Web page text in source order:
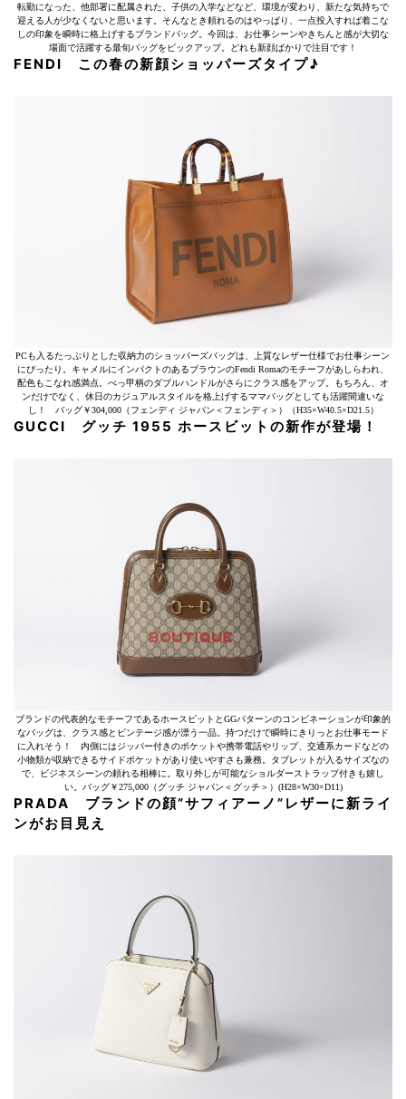
転勤になった、他部署に配属された、子供の入学などなど、環境が変わり、新たな気持ちで
迎える人が少なくないと思います。そんなとき頼れるのはやっぱり、一点投入すれば着こな
しの印象を瞬時に格上げするブランドバッグ。今回は、お仕事シーンやきちんと感が大切な
場面で活躍する最旬バッグをピックアップ。どれも新顔ばかりで注目です！
FENDI この春の新顔ショッパーズタイプ♪
PCも入るたっぷりとした収納力のショッパーズバッグは、上質なレザー仕様でお仕事シーン
にぴったり。キャメルにインパクトのあるブラウンのFendi Romaのモチーフがあしらわれ、
配色もこなれ感満点。べっ甲柄のダブルハンドルがさらにクラス感をアップ。もちろん、オ
ンだけでなく、休日のカジュアルスタイルを格上げするママバッグとしても活躍間違いな
し！ バッグ￥304,000（フェンディ ジャパン＜フェンディ＞）（H35×W40.5×D21.5）
GUCCI グッチ 1955 ホースビットの新作が登場！
ブランドの代表的なモチーフであるホースビットとGGパターンのコンビネーションが印象的
なバッグは、クラス感とビンテージ感が漂う一品。持つだけで瞬時にきりっとお仕事モード
に入れそう！ 内側にはジッパー付きのポケットや携帯電話やリップ、交通系カードなどの
小物類が収納できるサイドポケットがあり使いやすさも兼務。タブレットが入るサイズなの
で、ビジネスシーンの頼れる相棒に。取り外しが可能なショルダーストラップ付きも嬉し
い。バッグ￥275,000（グッチ ジャパン＜グッチ＞）(H28×W30×D11)
PRADA ブランドの顔”サフィアーノ”レザーに新ライ
ンがお目見え